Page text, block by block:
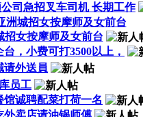
司急招叉车司机 长期工作
洲城招女按摩师及女前台
招女按摩师及女前台
，小费可打3500以上，
外送員
员工
诚聘配菜打荷一名
外卖店请油锅师傅